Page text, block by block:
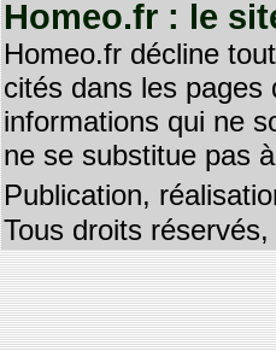
Homeo.fr : le
Homeo.fr décline
cités dans les
informations qui ne
ne se substitue pas
Publication,
Tous droits